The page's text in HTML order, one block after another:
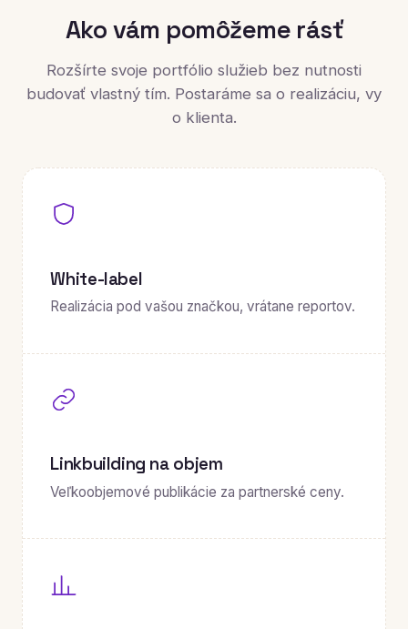
Ako vám pomôžeme rásť
Rozšírte svoje portfólio služieb bez nutnosti
budovať vlastný tím. Postaráme sa o realizáciu, vy
o klienta.
White-label
Realizácia pod vašou značkou, vrátane reportov.
Linkbuilding na objem
Veľkoobjemové publikácie za partnerské ceny.